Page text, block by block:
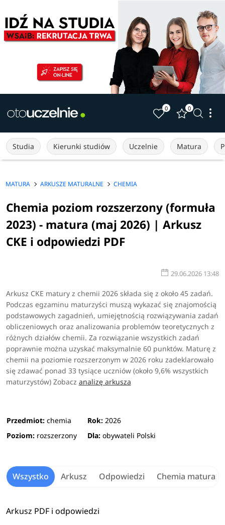
0 0
Studia Kierunki studiów Uczelnie Matura
MATURA ARKUSZE MATURALNE CHEMIA
Chemia poziom rozszerzony (formuła
2023) - matura (maj 2026) | Arkusz
CKE i odpowiedzi PDF
29.06.2026 13:48
Arkusz CKE matury z chemii 2026 składa się z około 45 zadań.
Podczas egzaminu maturzyści muszą wykazać się znajomością
podstawowych zagadnień, umiejętnością rozwiązywania zadań
obliczeniowych oraz analizowania problemów teoretycznych z
różnych działów chemii. Za rozwiązanie wszystkich zadań
poprawnie można uzyskać maksymalnie 60 punktów. Maturę z
chemii na poziomie rozszerzonym w 2026 roku zadeklarowało
się zdawać ponad 33 tysiące uczniów (około 9,6% wszystkich
maturzystów) Zobacz analizę arkusza
Przedmiot:chemia Rok:2026
Poziom:rozszerzony Dla:obywateli Polski
Wszystko Arkusz Odpowiedzi Chemia matura
Arkusz PDF i odpowiedzi